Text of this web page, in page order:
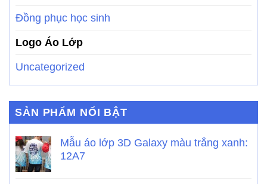
Đồng phục học sinh
Logo Áo Lớp
Uncategorized
SẢN PHẨM NỔI BẬT
Mẫu áo lớp 3D Galaxy màu trắng xanh:
12A7